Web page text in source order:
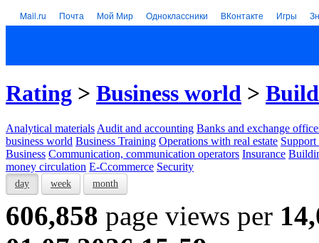
Mail.ru Почта Мой Мир Одноклассники ВКонтакте Игры
Rating > Business world >
Analytical materials Audit and accounting Banks and exchange
business world Business Training Operations with real estate Support
Business Communication, communication operators Insurance
money circulation E-Ccommerce Security
day week month
606,858 page views per